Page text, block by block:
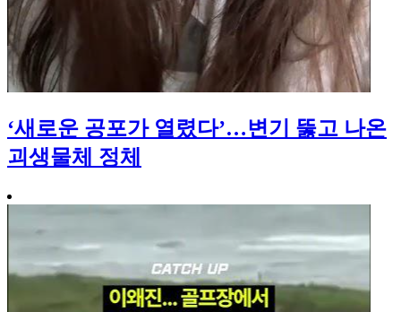
‘새로운 공포가 열렸다’…변기 뚫고 나온
괴생물체 정체